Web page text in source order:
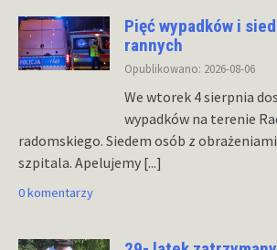
Pięć wypadków i
rannych
Opublikowano: 2026-08-06
We wtorek 4 sierpnia
wypadków na terenie
radomskiego. Siedem osób z
szpitala. Apelujemy [...]
0 komentarzy